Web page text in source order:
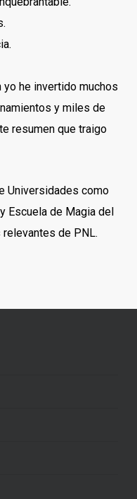
yo he invertido muchos
y miles de
resumen que traigo
Universidades como
Escuela de Magia del
de PNL.